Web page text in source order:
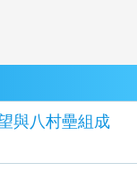
與八村壘組成